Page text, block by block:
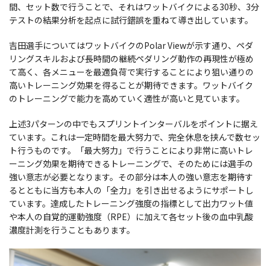
間、セット数で行うことで、それはワットバイクによる30秒、3分
テストの結果分析を起点に試行錯誤を重ねて導き出しています。
吉田選手についてはワットバイクのPolar Viewが示す通り、ペダ
リングスキルおよび長時間の継続ペダリング動作の再現性が極め
て高く、各メニューを最適負荷で実行することにより狙い通りの
高いトレーニング効果を得ることが期待できます。ワットバイク
のトレーニングで能力を高めていく適性が高いと見ています。
上述3パターンの中でもスプリントインターバルをポイントに据え
ています。これは一定時間を最大努力で、完全休息を挟んで数セッ
ト行うものです。「最大努力」で行うことにより非常に高いトレ
ーニング効果を期待できるトレーニングで、そのためには選手の
強い意志が必要となります。その部分は本人の強い意志を期待す
るとともに当方も本人の「全力」を引き出せるようにサポートし
ています。達成したトレーニング強度の指標として出力ワット値
や本人の自覚的運動強度（RPE）に加えて各セット後の血中乳酸
濃度計測を行うこともあります。